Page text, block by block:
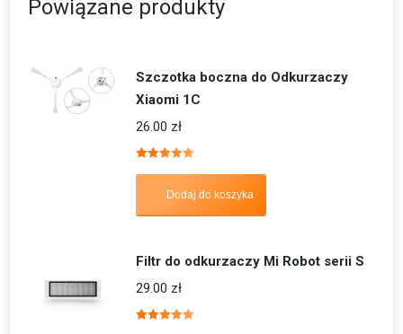
Powiązane produkty
Szczotka boczna do Odkurzaczy
Xiaomi 1C
26.00 zł
5.00
Dodaj do koszyka
Filtr do odkurzaczy Mi Robot serii S
29.00 zł